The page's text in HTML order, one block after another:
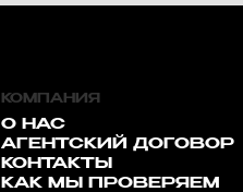
КОМПАНИЯ
О НАС
АГЕНТСКИЙ ДОГОВОР
КОНТАКТЫ
КАК МЫ ПРОВЕРЯЕМ